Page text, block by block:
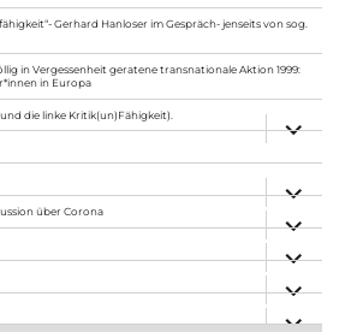
Gerhard Hanloser im Gespräch- jenseits von sog.
in Vergessenheit geratene transnationale Aktion 1999:
in Europa
die linke Kritik(un)Fähigkeit).
anzeigen
anzeigen
über Corona
anzeigen
anzeigen
anzeigen